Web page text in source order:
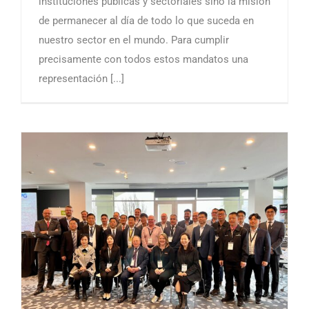
de permanecer al día de todo lo que suceda en
nuestro sector en el mundo. Para cumplir
precisamente con todos estos mandatos una
representación [...]